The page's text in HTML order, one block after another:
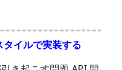
イルで実装する